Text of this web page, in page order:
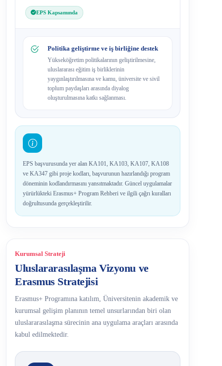
EPS Kapsamında
Politika geliştirme ve iş birliğine destek
Yükseköğretim politikalarının geliştirilmesine,
uluslararası eğitim iş birliklerinin
yaygınlaştırılmasına ve kamu, üniversite ve sivil
toplum paydaşları arasında diyalog
oluşturulmasına katkı sağlanması.
EPS başvurusunda yer alan KA101, KA103, KA107, KA108
ve KA347 gibi proje kodları, başvurunun hazırlandığı program
döneminin kodlandırmasını yansıtmaktadır. Güncel uygulamalar
yürürlükteki Erasmus+ Program Rehberi ve ilgili çağrı kuralları
doğrultusunda gerçekleştirilir.
Kurumsal Strateji
Uluslararasılaşma Vizyonu ve
Erasmus Stratejisi
Erasmus+ Programına katılım, Üniversitenin akademik ve
kurumsal gelişim planının temel unsurlarından biri olan
uluslararasılaşma sürecinin ana uygulama araçları arasında
kabul edilmektedir.